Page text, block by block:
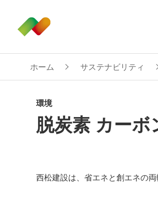
ホーム サステナビリティ
環境
脱炭素 カー
西松建設は、省エネと創エネの